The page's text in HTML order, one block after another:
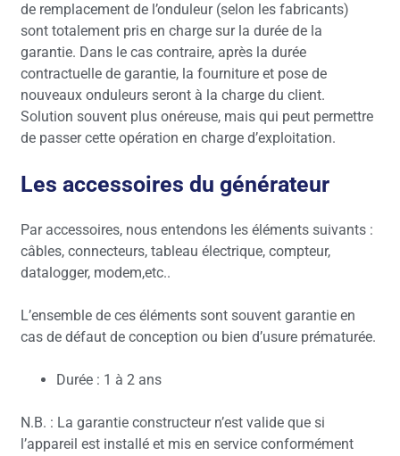
de remplacement de l’onduleur (selon les fabricants)
sont totalement pris en charge sur la durée de la
garantie. Dans le cas contraire, après la durée
contractuelle de garantie, la fourniture et pose de
nouveaux onduleurs seront à la charge du client.
Solution souvent plus onéreuse, mais qui peut permettre
de passer cette opération en charge d’exploitation.
Les accessoires du générateur
Par accessoires, nous entendons les éléments suivants :
câbles, connecteurs, tableau électrique, compteur,
datalogger, modem,etc..
L’ensemble de ces éléments sont souvent garantie en
cas de défaut de conception ou bien d’usure prématurée.
Durée : 1 à 2 ans
N.B. : La garantie constructeur n’est valide que si
l’appareil est installé et mis en service conformément